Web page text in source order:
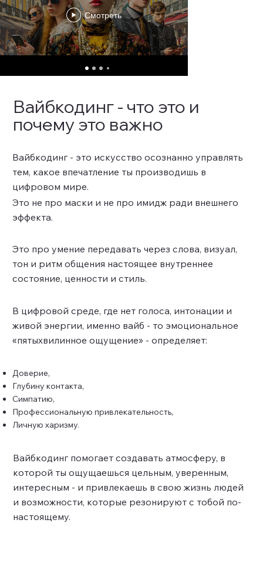
Смотреть
Вайбкодинг - что это и
почему это важно
Вайбкодинг - это искусство осознанно управлять
тем, какое впечатление ты производишь в
цифровом мире.
Это не про маски и не про имидж ради внешнего
эффекта.
Это про умение передавать через слова, визуал,
тон и ритм общения настоящее внутреннее
состояние, ценности и стиль.
В цифровой среде, где нет голоса, интонации и
живой энергии, именно вайб - то эмоциональное
«пятыхвилинное ощущение» - определяет:
Доверие,
Глубину контакта,
Симпатию,
Профессиональную привлекательность,
Личную харизму.
Вайбкодинг помогает создавать атмосферу, в
которой ты ощущаешься цельным, уверенным,
интересным - и привлекаешь в свою жизнь людей
и возможности, которые резонируют с тобой по-
настоящему.